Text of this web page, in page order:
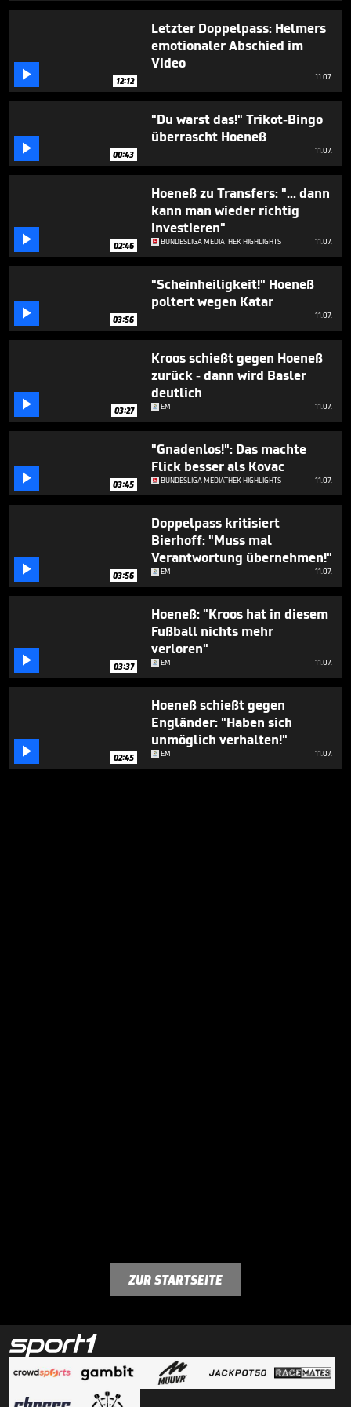
2
 12:12
Letzter Doppelpass: Helmers
emotionaler Abschied im
Video
11.07.
 00:43
"Du warst das!" Trikot-Bingo
überrascht Hoeneß
11.07.
 02:46
Hoeneß zu Transfers: "... dann
kann man wieder richtig
investieren"
BUNDESLIGA MEDIATHEK HIGHLIGHTS 11.07.
 03:56
"Scheinheiligkeit!" Hoeneß
poltert wegen Katar
11.07.
 03:27
Kroos schießt gegen Hoeneß
zurück - dann wird Basler
deutlich
EM 11.07.
 03:45
"Gnadenlos!": Das machte
Flick besser als Kovac
BUNDESLIGA MEDIATHEK HIGHLIGHTS 11.07.
 03:56
Doppelpass kritisiert
Bierhoff: "Muss mal
Verantwortung übernehmen!"
EM 11.07.
 03:37
Hoeneß: "Kroos hat in diesem
Fußball nichts mehr
verloren"
EM 11.07.
 02:45
Hoeneß schießt gegen
Engländer: "Haben sich
unmöglich verhalten!"
EM 11.07.
ZUR STARTSEITE